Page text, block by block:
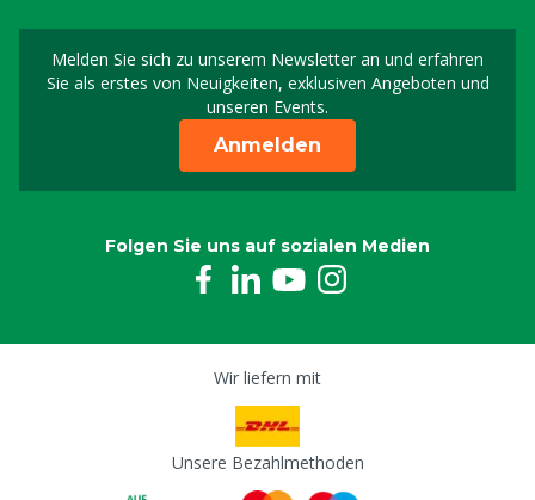
Melden Sie sich zu unserem Newsletter an und erfahren
Sie als erstes von Neuigkeiten, exklusiven Angeboten und
unseren Events.
Melden Sie sich für
Anmelden
Folgen Sie uns auf sozialen Medien
Wir liefern mit
Unsere Bezahlmethoden